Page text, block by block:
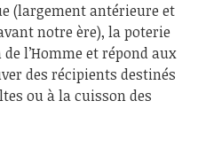
(largement antérieure et
notre ère), la poterie
l’Homme et répond aux
des récipients destinés
ou à la cuisson des